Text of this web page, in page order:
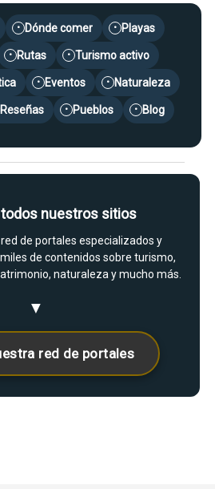
• Dónde comer • Playas
• Rutas • Turismo activo
• Eventos • Naturaleza
Reseñas • Pueblos • Blog
nuestros sitios
de portales especializados y
de contenidos sobre turismo,
naturaleza y mucho más.
▼
red de portales